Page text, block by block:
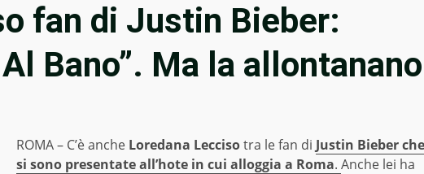
fan di Justin Bieber:
Bano”. Ma la allontanano
ROMA – C’è anche Loredana Leccisotra le fan di Justin Bieber che
si sono presentate all’hote in cui alloggia a Roma. Anche lei ha